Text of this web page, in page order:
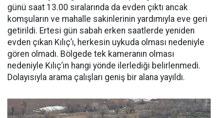
günü saat 13.00 sıralarında da evden çıktı ancak
komşuların ve mahalle sakinlerinin yardımıyla eve geri
getirildi. Ertesi gün sabah erken saatlerde yeniden
evden çıkan Kılıç’ı, herkesin uykuda olması nedeniyle
gören olmadı. Bölgede tek kameranın olması
nedeniyle Kılıç’ın hangi yönde ilerlediği belirlenmedi.
Dolayısıyla arama çalışları geniş bir alana yayıldı.